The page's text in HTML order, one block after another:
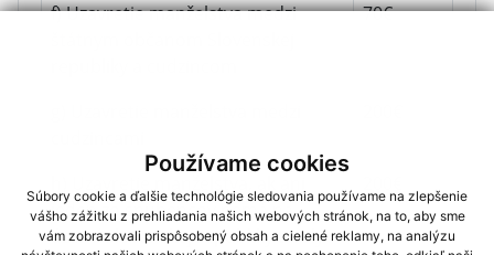
Používame cookies
Súbory cookie a ďalšie technológie sledovania používame na zlepšenie
vášho zážitku z prehliadania našich webových stránok, na to, aby sme
vám zobrazovali prispôsobený obsah a cielené reklamy, na analýzu
f) Uzavretie manželstva medzi
70€
jeden zo snúbencov nemá na
území Slovenskej republiky trvalý